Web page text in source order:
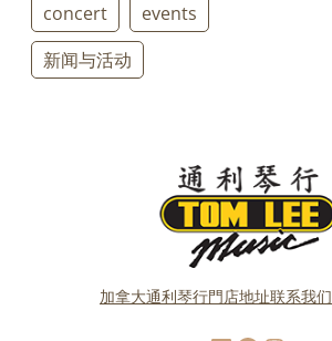
concert
events
新闻与活动
加拿大通利琴行門店地址联系我们